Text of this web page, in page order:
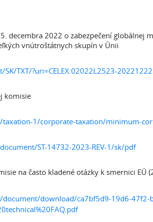
decembra 2022 o zabezpečení globálnej
vnútroštátnych skupín v Únii
TXT/?uri=CELEX:02022L2523-20221222
komisie
taxation-1/corporate-taxation/minimum-
ST-14732-2023-REV-1/sk/pdf
na často kladené otázky k smernici EÚ
download/ca7bf5d9-19d6-47f2-